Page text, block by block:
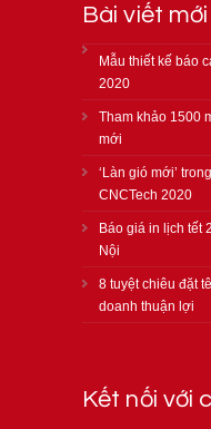
Bài viết
Mẫu thiết kế báo
2020
Tham khảo 1500
mới
‘Làn gió mới’
CNCTech 2020
Báo giá in lịch tết
Nội
8 tuyệt chiêu đặt
doanh thuận lợi
Kết nối với